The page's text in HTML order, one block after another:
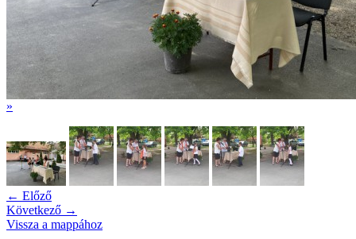
»
← Előző
Következő →
Vissza a mappához